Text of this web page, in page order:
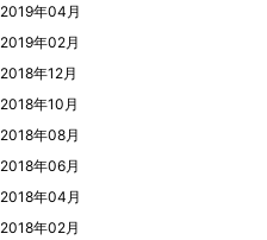
2019年04月
2019年02月
2018年12月
2018年10月
2018年08月
2018年06月
2018年04月
2018年02月